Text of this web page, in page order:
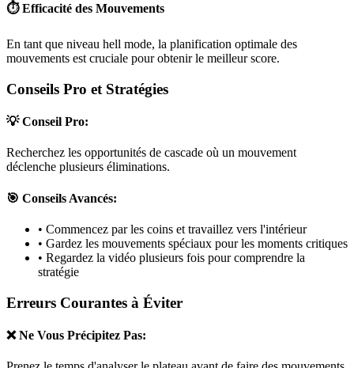
⏱️ Efficacité des Mouvements
En tant que niveau hell mode, la planification optimale des
mouvements est cruciale pour obtenir le meilleur score.
Conseils Pro et Stratégies
💡 Conseil Pro:
Recherchez les opportunités de cascade où un mouvement
déclenche plusieurs éliminations.
🎯 Conseils Avancés:
• Commencez par les coins et travaillez vers l'intérieur
• Gardez les mouvements spéciaux pour les moments critiques
• Regardez la vidéo plusieurs fois pour comprendre la
stratégie
Erreurs Courantes à Éviter
❌ Ne Vous Précipitez Pas: